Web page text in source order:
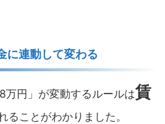
に連動して変わる
万円」が変動するルールは賃
ることがわかりました。